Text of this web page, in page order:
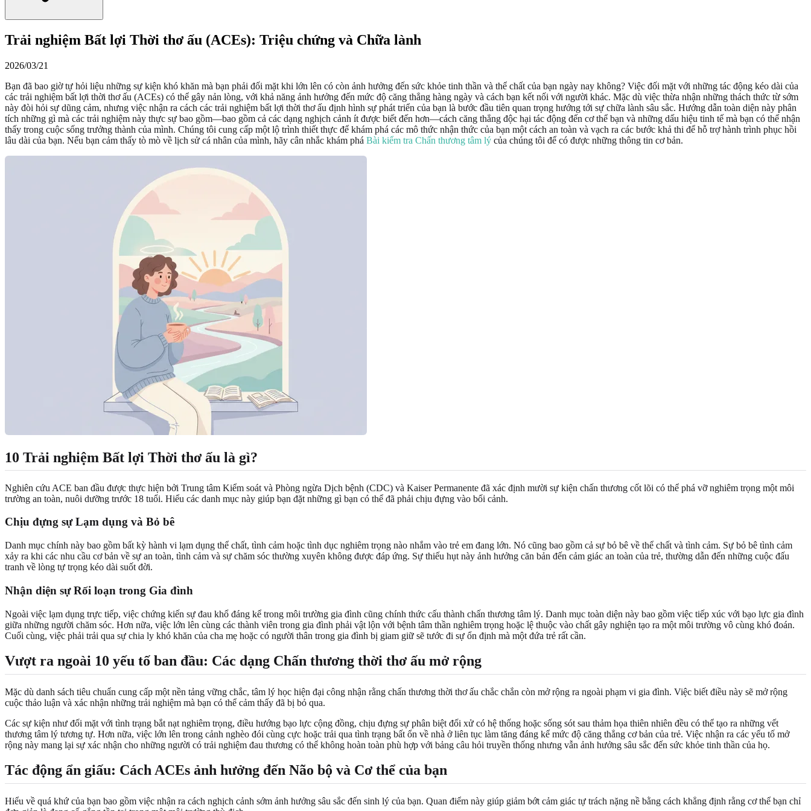
Trải nghiệm Bất lợi Thời thơ ấu (ACEs): Triệu chứng và Chữa lành
2026/03/21
Bạn đã bao giờ tự hỏi liệu những sự kiện khó khăn mà bạn phải đối mặt khi lớn lên có còn ảnh hưởng đến sức khỏe tinh thần và thể chất của bạn ngày nay không? Việc đối mặt với những tác động kéo dài của
các trải nghiệm bất lợi thời thơ ấu (ACEs) có thể gây nản lòng, với khả năng ảnh hưởng đến mức độ căng thẳng hàng ngày và cách bạn kết nối với người khác. Mặc dù việc thừa nhận những thách thức từ sớm
này đòi hỏi sự dũng cảm, nhưng việc nhận ra cách các trải nghiệm bất lợi thời thơ ấu định hình sự phát triển của bạn là bước đầu tiên quan trọng hướng tới sự chữa lành sâu sắc. Hướng dẫn toàn diện này phân
tích những gì mà các trải nghiệm này thực sự bao gồm—bao gồm cả các dạng nghịch cảnh ít được biết đến hơn—cách căng thẳng độc hại tác động đến cơ thể bạn và những dấu hiệu tinh tế mà bạn có thể nhận
thấy trong cuộc sống trưởng thành của mình. Chúng tôi cung cấp một lộ trình thiết thực để khám phá các mô thức nhận thức của bạn một cách an toàn và vạch ra các bước khả thi để hỗ trợ hành trình phục hồi
lâu dài của bạn. Nếu bạn cảm thấy tò mò về lịch sử cá nhân của mình, hãy cân nhắc khám phá Bài kiểm tra Chấn thương tâm lý của chúng tôi để có được những thông tin cơ bản.
10 Trải nghiệm Bất lợi Thời thơ ấu là gì?
Nghiên cứu ACE ban đầu được thực hiện bởi Trung tâm Kiểm soát và Phòng ngừa Dịch bệnh (CDC) và Kaiser Permanente đã xác định mười sự kiện chấn thương cốt lõi có thể phá vỡ nghiêm trọng một môi
trường an toàn, nuôi dưỡng trước 18 tuổi. Hiểu các danh mục này giúp bạn đặt những gì bạn có thể đã phải chịu đựng vào bối cảnh.
Chịu đựng sự Lạm dụng và Bỏ bê
Danh mục chính này bao gồm bất kỳ hành vi lạm dụng thể chất, tình cảm hoặc tình dục nghiêm trọng nào nhắm vào trẻ em đang lớn. Nó cũng bao gồm cả sự bỏ bê về thể chất và tình cảm. Sự bỏ bê tình cảm
xảy ra khi các nhu cầu cơ bản về sự an toàn, tình cảm và sự chăm sóc thường xuyên không được đáp ứng. Sự thiếu hụt này ảnh hưởng căn bản đến cảm giác an toàn của trẻ, thường dẫn đến những cuộc đấu
tranh về lòng tự trọng kéo dài suốt đời.
Nhận diện sự Rối loạn trong Gia đình
Ngoài việc lạm dụng trực tiếp, việc chứng kiến sự đau khổ đáng kể trong môi trường gia đình cũng chính thức cấu thành chấn thương tâm lý. Danh mục toàn diện này bao gồm việc tiếp xúc với bạo lực gia đình
giữa những người chăm sóc. Hơn nữa, việc lớn lên cùng các thành viên trong gia đình phải vật lộn với bệnh tâm thần nghiêm trọng hoặc lệ thuộc vào chất gây nghiện tạo ra một môi trường vô cùng khó đoán.
Cuối cùng, việc phải trải qua sự chia ly khó khăn của cha mẹ hoặc có người thân trong gia đình bị giam giữ sẽ tước đi sự ổn định mà một đứa trẻ rất cần.
Vượt ra ngoài 10 yếu tố ban đầu: Các dạng Chấn thương thời thơ ấu mở rộng
Mặc dù danh sách tiêu chuẩn cung cấp một nền tảng vững chắc, tâm lý học hiện đại công nhận rằng chấn thương thời thơ ấu chắc chắn còn mở rộng ra ngoài phạm vi gia đình. Việc biết điều này sẽ mở rộng
cuộc thảo luận và xác nhận những trải nghiệm mà bạn có thể cảm thấy đã bị bỏ qua.
Các sự kiện như đối mặt với tình trạng bắt nạt nghiêm trọng, điều hướng bạo lực cộng đồng, chịu đựng sự phân biệt đối xử có hệ thống hoặc sống sót sau thảm họa thiên nhiên đều có thể tạo ra những vết
thương tâm lý tương tự. Hơn nữa, việc lớn lên trong cảnh nghèo đói cùng cực hoặc trải qua tình trạng bất ổn về nhà ở liên tục làm tăng đáng kể mức độ căng thẳng cơ bản của trẻ. Việc nhận ra các yếu tố mở
rộng này mang lại sự xác nhận cho những người có trải nghiệm đau thương có thể không hoàn toàn phù hợp với bảng câu hỏi truyền thống nhưng vẫn ảnh hưởng sâu sắc đến sức khỏe tinh thần của họ.
Tác động ẩn giấu: Cách ACEs ảnh hưởng đến Não bộ và Cơ thể của bạn
Hiểu về quá khứ của bạn bao gồm việc nhận ra cách nghịch cảnh sớm ảnh hưởng sâu sắc đến sinh lý của bạn. Quan điểm này giúp giảm bớt cảm giác tự trách nặng nề bằng cách khẳng định rằng cơ thể bạn chỉ